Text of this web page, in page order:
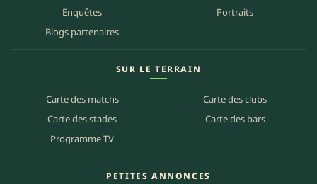
Enquêtes
Portraits
Blogs partenaires
SUR LE TERRAIN
Carte des matchs
Carte des clubs
Carte des stades
Carte des bars
Programme TV
PETITES ANNONCES